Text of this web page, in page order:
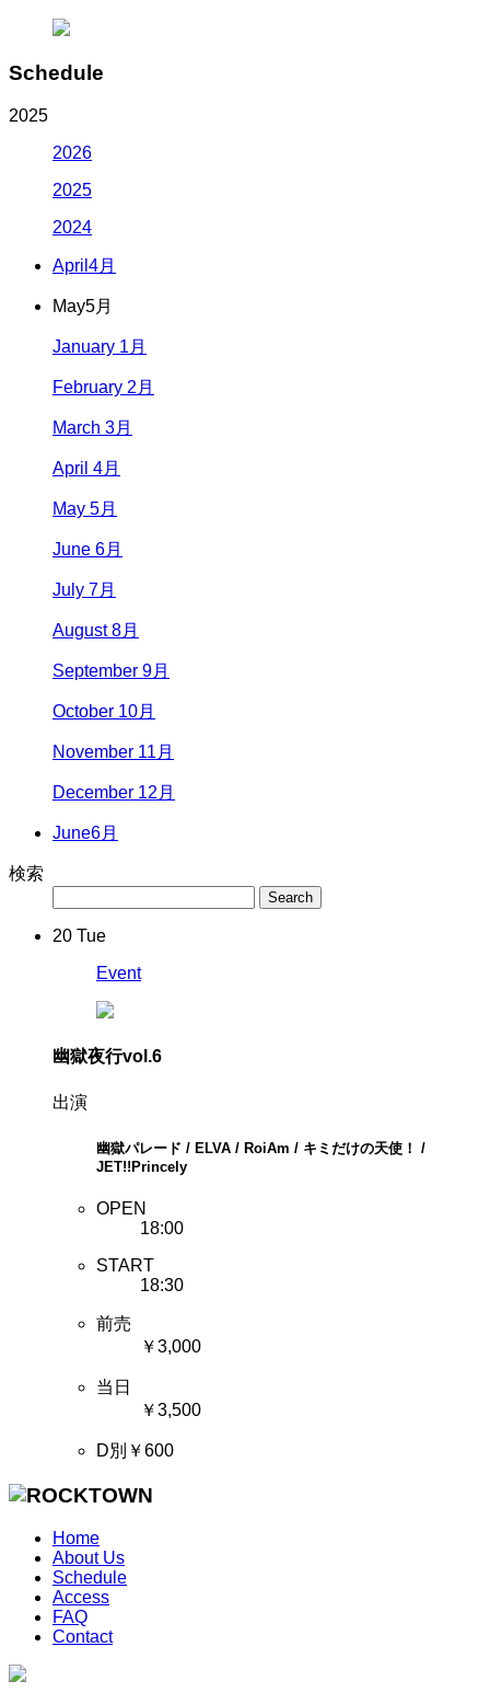
Schedule
2025
2026
2025
2024
April 4月
May5月
January 1月
February 2月
March 3月
April 4月
May 5月
June 6月
July 7月
August 8月
September 9月
October 10月
November 11月
December 12月
June6月
検索
20 Tue
Event
幽獄夜行vol.6
出演
幽獄パレード / ELVA / RoiAm / キミだけの天使！ /
JET!!Princely
OPEN
18:00
START
18:30
前売
￥3,000
当日
￥3,500
D別￥600
Home
About Us
Schedule
Access
FAQ
Contact